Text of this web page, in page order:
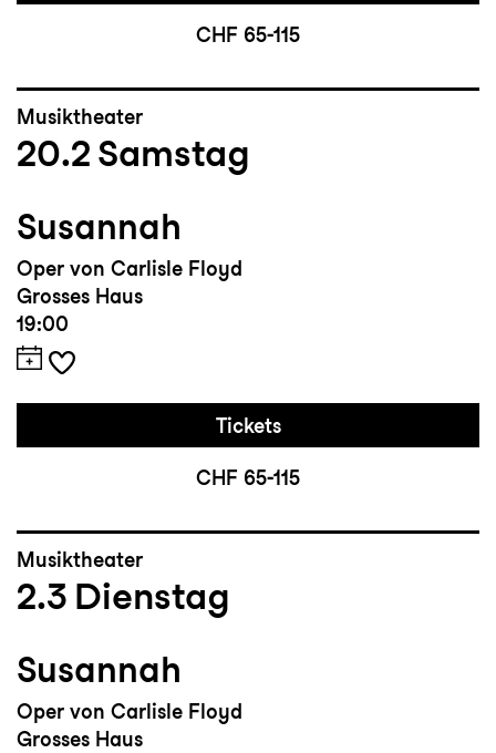
CHF 65-115
Musiktheater
20.2 Samstag
Susannah
Oper von Carlisle Floyd
Grosses Haus
19:00
Tickets
CHF 65-115
Musiktheater
2.3 Dienstag
Susannah
Oper von Carlisle Floyd
Grosses Haus